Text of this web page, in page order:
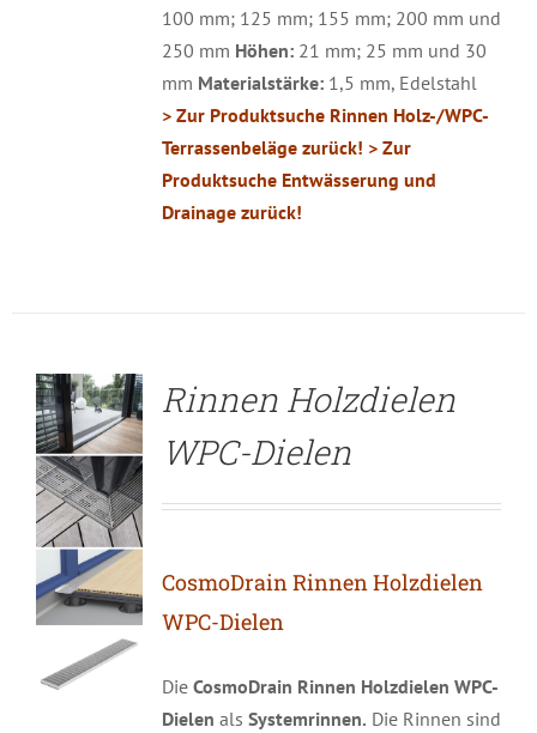
100 mm; 125 mm; 155 mm; 200 mm und
250 mm Höhen: 21 mm; 25 mm und 30
mm Materialstärke:1,5 mm, Edelstahl
> Zur Produktsuche Rinnen Holz-/WPC-
Terrassenbeläge zurück! > Zur
Produktsuche Entwässerung und
Drainage zurück!
Rinnen Holzdielen
WPC-Dielen
CosmoDrainRinnen Holzdielen
WPC-Dielen
Die CosmoDrain Rinnen Holzdielen WPC-
Dielen als Systemrinnen. Die Rinnen sind